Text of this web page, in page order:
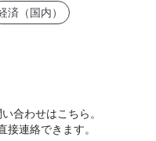
済（国内）
合わせはこちら。
接連絡できます。